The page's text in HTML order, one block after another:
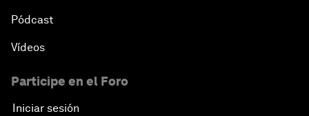
Pódcast
Vídeos
Participe en el Foro
Iniciar sesión